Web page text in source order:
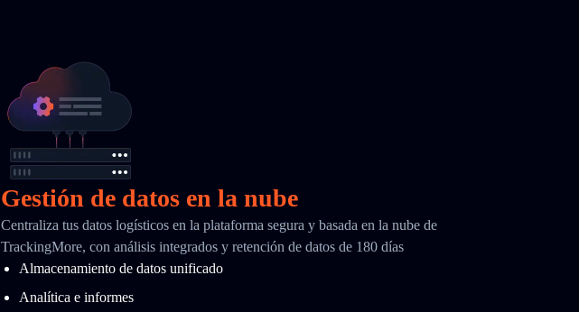
Gestión de datos en la nube
Centraliza tus datos logísticos en la plataforma segura y basada en la nube de
TrackingMore, con análisis integrados y retención de datos de 180 días
Almacenamiento de datos unificado
Analítica e informes